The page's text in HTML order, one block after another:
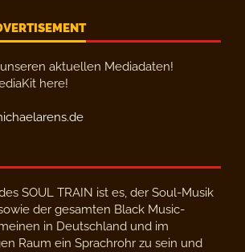
aktuellen Mediadaten!
here!
SOUL TRAIN ist es, der Soul-Musik
der gesamten Black Music-
in Deutschland und im
Raum ein Sprachrohr zu sein und